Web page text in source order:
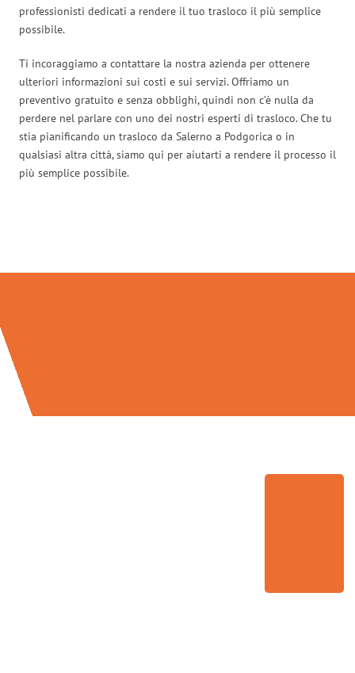
professionisti dedicati a rendere il tuo trasloco il più semplice
possibile.
Ti incoraggiamo a contattare la nostra azienda per ottenere
ulteriori informazioni sui costi e sui servizi. Offriamo un
preventivo gratuito e senza obblighi, quindi non c’è nulla da
perdere nel parlare con uno dei nostri esperti di trasloco. Che tu
stia pianificando un trasloco da Salerno a Podgorica o in
qualsiasi altra città, siamo qui per aiutarti a rendere il processo il
più semplice possibile.